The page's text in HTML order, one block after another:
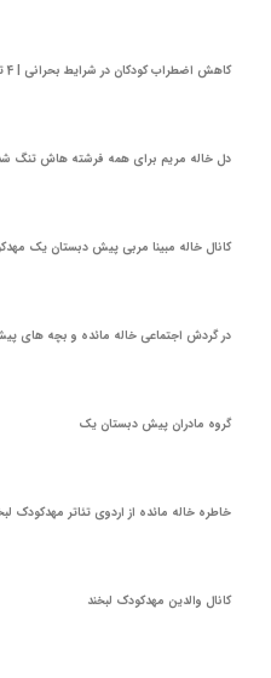
کاهش اضطراب کودکان در شرایط بحرانی | 4 تکنیک طلایی
دل خاله مریم برای همه فرشته هاش تنگ
کانال خاله مبینا مربی پیش دبستان یک
در گردش اجتماعی خاله مائده و بچه های
گروه مادران پیش دبستان یک
خاطره خاله مائده از اردوی تئاتر مهدکودک
کانال والدین مهدکودک لبخند